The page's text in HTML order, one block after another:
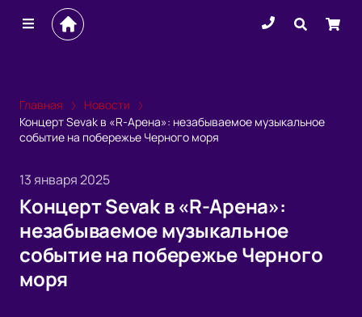
Главная
Новости
Концерт Sevak в «R-Арена»: незабываемое музыкальное
событие на побережье Черного моря
13 января 2025
Концерт Sevak в «R-Арена»:
незабываемое музыкальное
событие на побережье Черного
моря